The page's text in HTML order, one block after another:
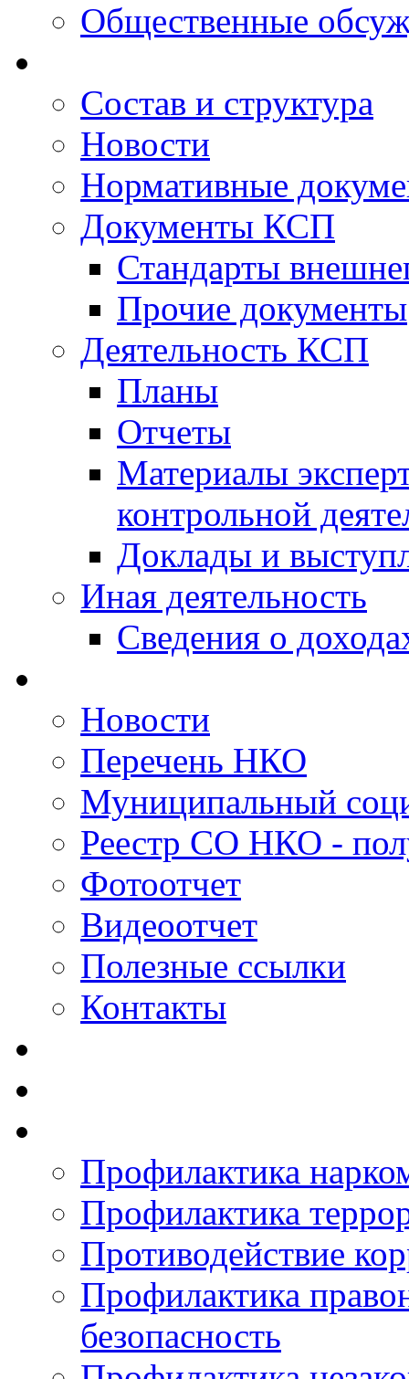
Общественные
Состав и структура
Новости
Нормативные
Документы КСП
Стандарты
Прочие документы
Деятельность КСП
Планы
Отчеты
Материалы
контрольной
Доклады и
Иная деятельность
Сведения о
Новости
Перечень НКО
Муниципальный
Реестр СО НКО -
Фотоотчет
Видеоотчет
Полезные ссылки
Контакты
Профилактика
Профилактика
Противодействие
Профилактика
безопасность